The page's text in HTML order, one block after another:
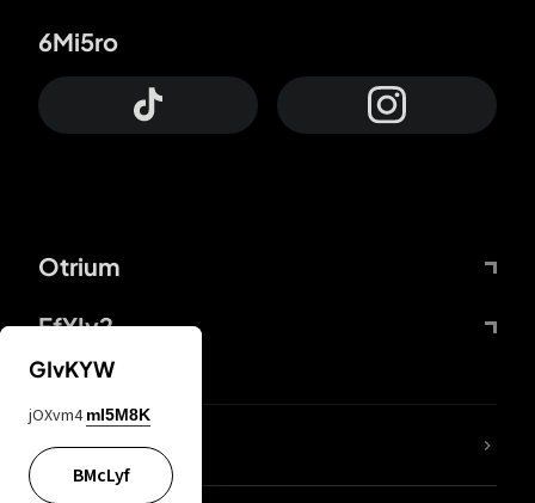
Otrium
FfYIy2
6Mi5ro
KIjvtr
GIvKYW
jOXvm4 mI5M8K
BMcLyf